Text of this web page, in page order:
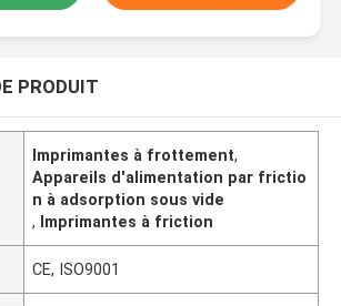
PRODUIT
Imprimantes à frottement,
Appareils d'alimentation par frictio
n à adsorption sous vide
, Imprimantes à friction
CE, ISO9001